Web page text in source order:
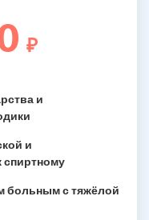
₽
и
и
спиртному
больным с тяжёлой